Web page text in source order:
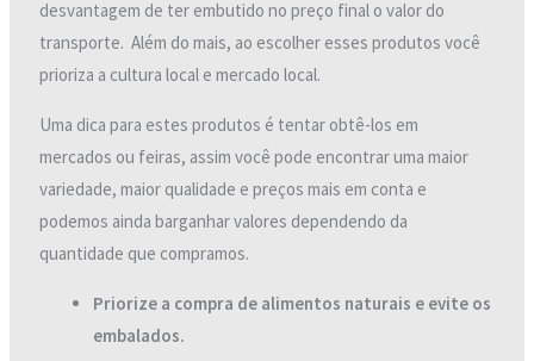
desvantagem de ter embutido no preço final o valor do
transporte. Além do mais, ao escolher esses produtos você
prioriza a cultura local e mercado local.
Uma dica para estes produtos é tentar obtê-los em
mercados ou feiras, assim você pode encontrar uma maior
variedade, maior qualidade e preços mais em conta e
podemos ainda barganhar valores dependendo da
quantidade que compramos.
Priorize a compra de alimentos naturais e evite os
embalados.